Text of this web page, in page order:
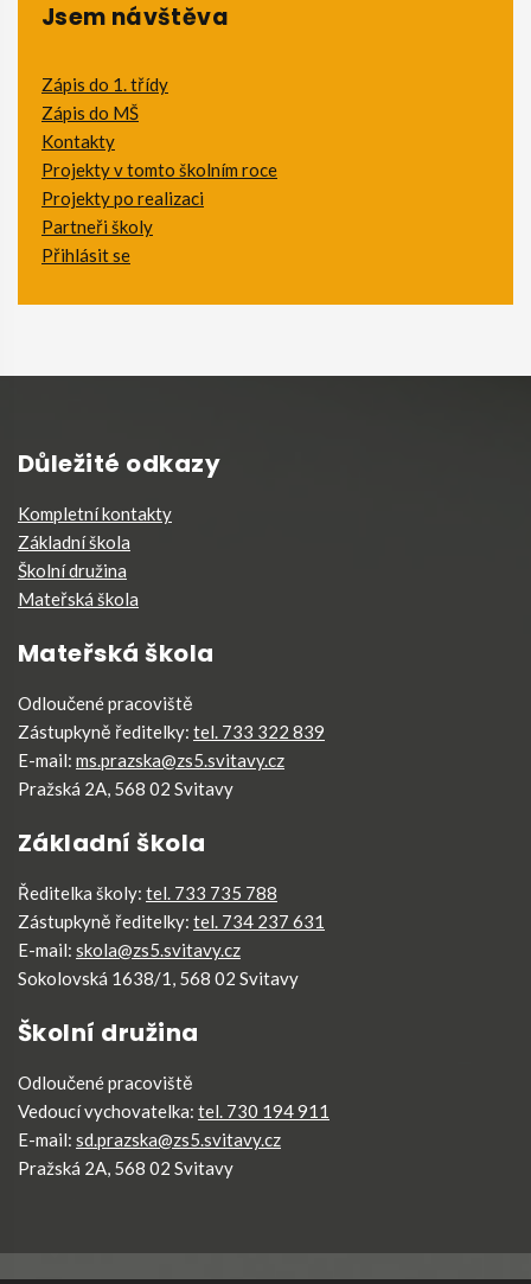
Jsem návštěva
Zápis do 1. třídy
Zápis do MŠ
Kontakty
Projekty v tomto školním roce
Projekty po realizaci
Partneři školy
Přihlásit se
Důležité odkazy
Kompletní kontakty
Základní škola
Školní družina
Mateřská škola
Mateřská škola
Odloučené pracoviště
Zástupkyně ředitelky: tel. 733 322 839
E-mail: ms.prazska@zs5.svitavy.cz
Pražská 2A, 568 02 Svitavy
Základní škola
Ředitelka školy: tel. 733 735 788
Zástupkyně ředitelky: tel. 734 237 631
E-mail: skola@zs5.svitavy.cz
Sokolovská 1638/1, 568 02 Svitavy
Školní družina
Odloučené pracoviště
Vedoucí vychovatelka: tel. 730 194 911
E-mail: sd.prazska@zs5.svitavy.cz
Pražská 2A, 568 02 Svitavy